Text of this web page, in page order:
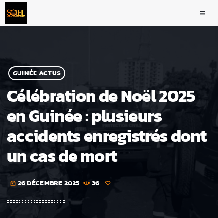
menu
GUINÉE ACTUS
Célébration de Noël 2025
en Guinée : plusieurs
accidents enregistrés dont
un cas de mort
today 26 DÉCEMBRE 2025 36